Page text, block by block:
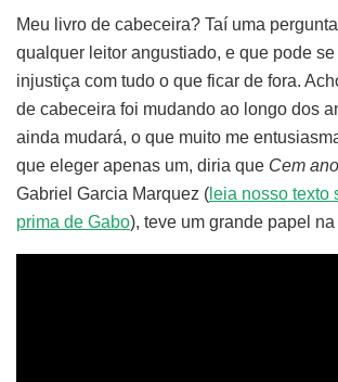
Meu livro de cabeceira? Taí uma
qualquer leitor angustiado, e que pode se
injustiça com tudo o que ficar de fora.
de cabeceira foi mudando ao longo dos
ainda mudará, o que muito me
que eleger apenas um, diria que Cem
Gabriel Garcia Marquez ( leia nosso texto
prima de Gabo), teve um grande papel